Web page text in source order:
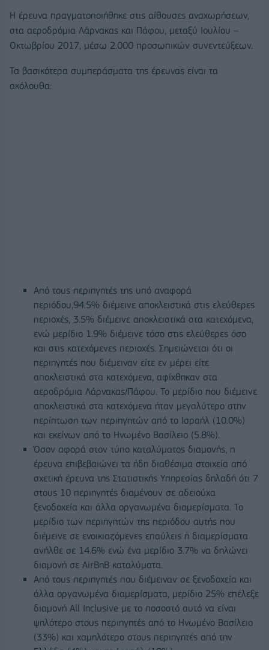
Η έρευνα πραγματοποιήθηκε στις αίθουσες αναχωρήσεων,
στα αεροδρόμια Λάρνακας και Πάφου, μεταξύ Ιουλίου –
Οκτωβρίου 2017, μέσω 2.000 προσωπικών συνεντεύξεων.
Τα βασικότερα συμπεράσματα της έρευνας είναι τα
ακόλουθα:
Από τους περιηγητές της υπό αναφορά
περιόδου,94.5% διέμεινε αποκλειστικά στις ελεύθερες
περιοχές, 3.5% διέμεινε αποκλειστικά στα κατεχόμενα,
ενώ μερίδιο 1.9% διέμεινε τόσο στις ελεύθερες όσο
και στις κατεχόμενες περιοχές. Σημειώνεται ότι οι
περιηγητές που διέμειναν είτε εν μέρει είτε
αποκλειστικά στα κατεχόμενα, αφίχθηκαν στα
αεροδρόμια Λάρνακας/Πάφου. Το μερίδιο που διέμεινε
αποκλειστικά στα κατεχόμενα ήταν μεγαλύτερο στην
περίπτωση των περιηγητών από το Ισραήλ (10.0%)
και εκείνων από το Ηνωμένο Βασίλειο (5.8%).
Όσον αφορά στον τύπο καταλύματος διαμονής, η
έρευνα επιβεβαιώνει τα ήδη διαθέσιμα στοιχεία από
σχετική έρευνα της Στατιστικής Υπηρεσίας δηλαδή ότι 7
στους 10 περιηγητές διαμένουν σε αδειούχα
ξενοδοχεία και άλλα οργανωμένα διαμερίσματα. Το
μερίδιο των περιηγητών της περιόδου αυτής που
διέμεινε σε ενοικιαζόμενες επαύλεις ή διαμερίσματα
ανήλθε σε 14.6% ενώ ένα μερίδιο 3.7% να δηλώνει
διαμονή σε AirBnB καταλύματα.
Από τους περιηγητές που διέμειναν σε ξενοδοχεία και
άλλα οργανωμένα διαμερίσματα, μερίδιο 25% επέλεξε
διαμονή All Inclusive με το ποσοστό αυτό να είναι
ψηλότερο στους περιηγητές από το Ηνωμένο Βασίλειο
(33%) και χαμηλότερο στους περιηγητές από την